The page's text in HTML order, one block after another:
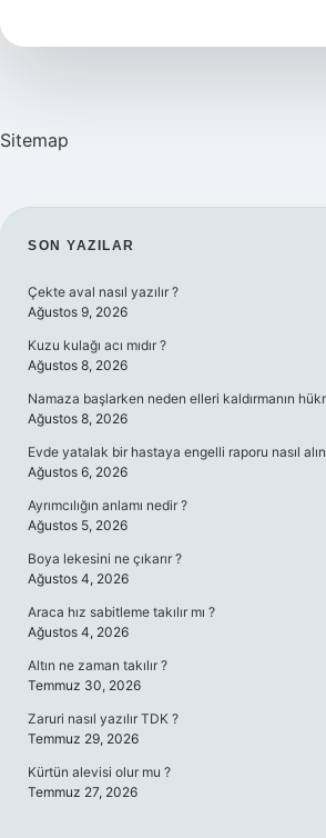
Neresi
Sitemap
SIDEBAR
SON YAZILAR
Çekte aval nasıl yazılır ?
Ağustos 9, 2026
Kuzu kulağı acı mıdır ?
Ağustos 8, 2026
Namaza başlarken neden elleri kaldırmanın
Ağustos 8, 2026
Evde yatalak bir hastaya engelli raporu nasıl
Ağustos 6, 2026
Ayrımcılığın anlamı nedir ?
Ağustos 5, 2026
Boya lekesini ne çıkarır ?
Ağustos 4, 2026
Araca hız sabitleme takılır mı ?
Ağustos 4, 2026
Altın ne zaman takılır ?
Temmuz 30, 2026
Zaruri nasıl yazılır TDK ?
Temmuz 29, 2026
Kürtün alevisi olur mu ?
Temmuz 27, 2026